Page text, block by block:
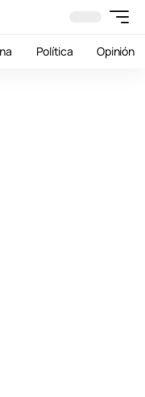
Política Opinión